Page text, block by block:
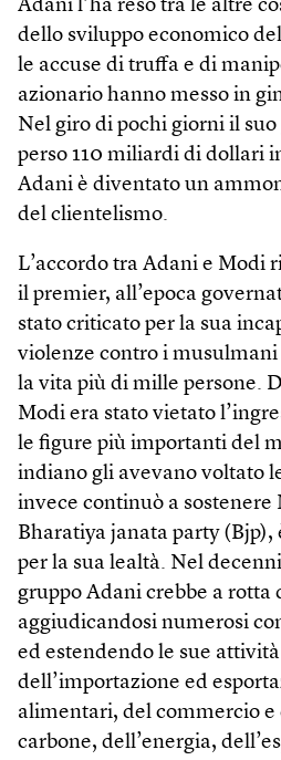
Adani l’ha reso tra le altre
dello sviluppo economico
le accuse di truffa e di
azionario hanno messo in
Nel giro di pochi giorni il
perso 110 miliardi di dollari
Adani è diventato un
del clientelismo.
L’accordo tra Adani e Modi
il premier, all’epoca
stato criticato per la sua
violenze contro i
la vita più di mille persone.
Modi era stato vietato
le figure più importanti del
indiano gli avevano voltato
invece continuò a sostenere
Bharatiya janata party (Bjp),
per la sua lealtà. Nel
gruppo Adani crebbe a rotta
aggiudicandosi numerosi
ed estendendo le sue
dell’importazione ed
alimentari, del commercio e
carbone, dell’energia,